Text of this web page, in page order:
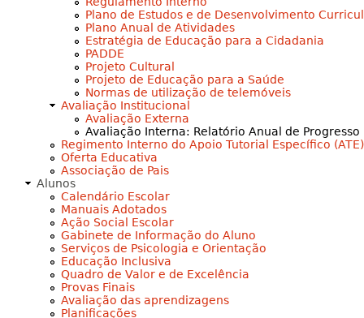
Plano de Estudos e de Desenvolvimento
Plano Anual de Atividades
Estratégia de Educação para a Cidadania
PADDE
Projeto Cultural
Projeto de Educação para a Saúde
Normas de utilização de telemóveis
Avaliação Institucional
Avaliação Externa
Avaliação Interna: Relatório Anual de Progresso
Regimento Interno do Apoio Tutorial Específico (ATE)
Oferta Educativa
Associação de Pais
Alunos
Calendário Escolar
Manuais Adotados
Ação Social Escolar
Gabinete de Informação do Aluno
Serviços de Psicologia e Orientação
Educação Inclusiva
Quadro de Valor e de Excelência
Provas Finais
Avaliação das aprendizagens
Planificações